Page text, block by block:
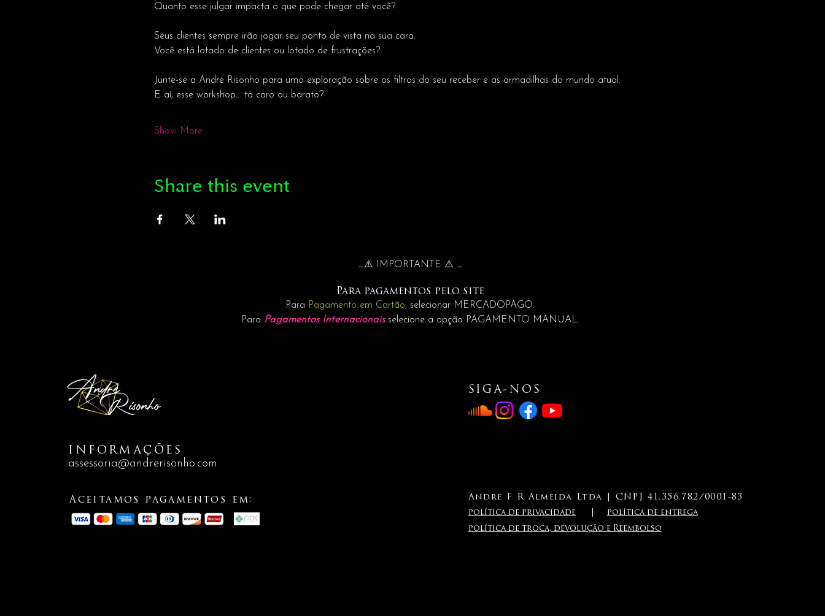
Quanto esse julgar impacta o que pode chegar até você?
Seus clientes sempre irão jogar seu ponto de vista na sua cara.
Você está lotado de clientes ou lotado de frustrações?
Junte-se a André Risonho para uma exploração sobre os filtros do seu receber e as armadilhas do mundo atual.
E aí, esse workshop... tá caro ou barato?
Show More
Share this event
_⚠️ IMPORTANTE ⚠️ _
Para pagamentos pelo site
Para Pagamento em Cartão, selecionar MERCADOPAGO.
Para Pagamentos Internacionais selecione a opção PAGAMENTO MANUAL.
INFORMAÇÕES
assessoria@andrerisonho.com
Aceitamos pagamentos em:
SIGA-NOS
Andre F R Almeida Ltda | CNPJ 41.356.782/0001-83
política de privacidade
política de entrega
política de troca, devolução e Reembolso